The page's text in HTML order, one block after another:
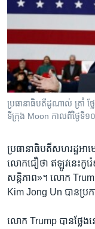
ទៅ​
ទំព័រ​
រំលង​
និង​
ទៅ​
ស្វែង​
វិទ្យុ / ផតខាសថ៍
កម្មវិធីទាំងអស់
Khmer English
បណ្តាញ​សង្គម
ភាសា
ប្រធានាធិបតី​ដូណាល់ ត្រាំ ថ្ល
ទីក្រុង Moon កាលពីថ្ងៃទី
ប្រធានាធិបតី​សហរដ្ឋ​អ
លោក​ជឿ​ថា ឥឡូវ​នេះ​កូរ៉
សន្តិភាព»។ លោក
Kim Jong Un បាន​ប្រ
លោក Trump បាន​ថ្លែ